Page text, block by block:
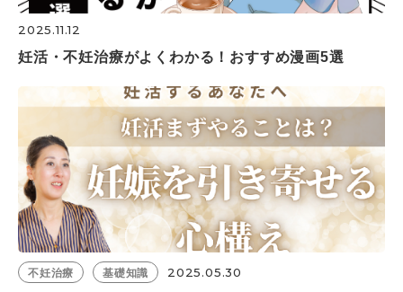
2025.11.12
妊活・不妊治療がよくわかる！おすすめ漫画5選
不妊治療 基礎知識 2025.05.30